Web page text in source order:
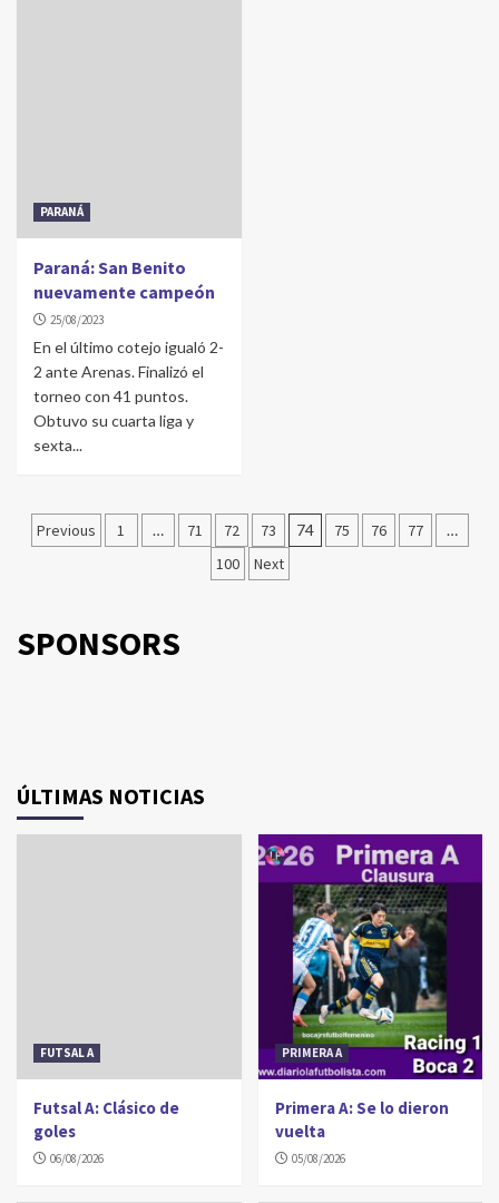
PARANÁ
Paraná: San Benito
nuevamente campeón
25/08/2023
En el último cotejo igualó 2-
2 ante Arenas. Finalizó el
torneo con 41 puntos.
Obtuvo su cuarta liga y
sexta...
Navegación
Previous 1 … 71 72 73 74 75 76 77 …
100 Next
SPONSORS
ÚLTIMAS NOTICIAS
FUTSAL A
Futsal A: Clásico de
goles
06/08/2026
PRIMERA A
Primera A: Se lo dieron
vuelta
05/08/2026